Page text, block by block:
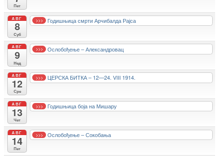
Пет
АВГ
8
Суб
>>> Годишњица смрти Арчибалда Рајса
АВГ
9
Нед
>>> Ослобођење – Александровац
АВГ
12
Сре
>>> ЦЕРСКА БИТКА – 12—24. VIII 1914.
АВГ
13
Чет
>>> Годишњица боја на Мишару
АВГ
14
Пет
>>> Ослобођење – Сокобања